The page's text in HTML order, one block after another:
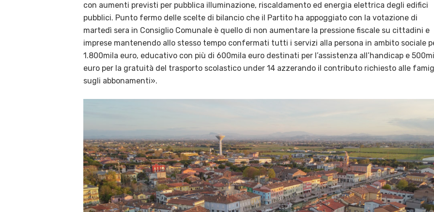
con aumenti previsti per pubblica illuminazione, riscaldamento ed energia elettrica degli edifici
pubblici. Punto fermo delle scelte di bilancio che il Partito ha appoggiato con la votazione di
martedì sera in Consiglio Comunale è quello di non aumentare la pressione fiscale su cittadini e
imprese mantenendo allo stesso tempo confermati tutti i servizi alla persona in ambito sociale
1.800mila euro, educativo con più di 600mila euro destinati per l’assistenza all’handicap e
euro per la gratuità del trasporto scolastico under 14 azzerando il contributo richiesto alle
sugli abbonamenti».